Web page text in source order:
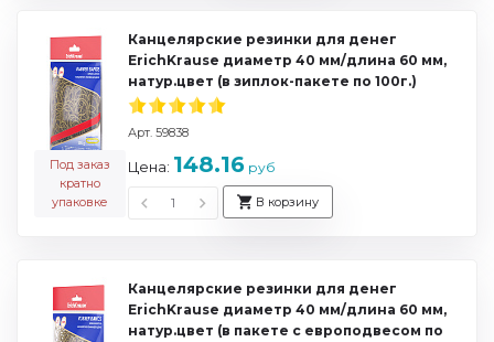
Канцелярские резинки для денег
ErichKrause диаметр 40 мм/длина 60 мм,
натур.цвет (в зиплок-пакете по 100г.)
Арт. 59838
Под заказ
кратно
упаковке
Цена: 148.16 руб
В корзину
Канцелярские резинки для денег
ErichKrause диаметр 40 мм/длина 60 мм,
натур.цвет (в пакете с европодвесом по